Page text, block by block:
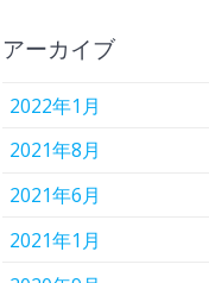
アーカイブ
2022年1月
2021年8月
2021年6月
2021年1月